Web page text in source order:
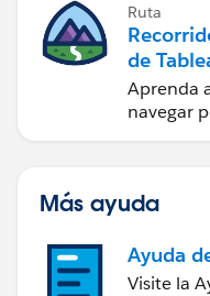
Ruta
de
Aprenda
navegar
Más ayuda
Ayuda
Visite la